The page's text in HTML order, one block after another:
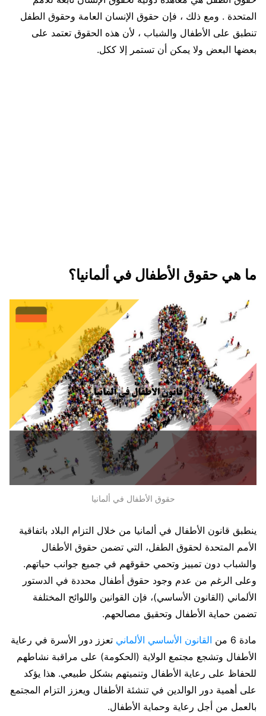
المتحدة . ومع ذلك ، فإن حقوق الإنسان العامة وحقوق الطفل
تنطبق على الأطفال والشباب ، لأن هذه الحقوق تعتمد على
بعضها البعض ولا يمكن أن تستمر إلا ككل.
ما هي حقوق الأطفال في ألمانيا؟
حقوق الأطفال في ألمانيا
ينطبق قانون الأطفال في ألمانيا من خلال التزام البلاد باتفاقية
الأمم المتحدة لحقوق الطفل، التي تضمن حقوق الأطفال
والشباب دون تمييز وتحمي حقوقهم في جميع جوانب حياتهم.
وعلى الرغم من عدم وجود حقوق أطفال محددة في الدستور
الألماني (القانون الأساسي)، فإن القوانين واللوائح المختلفة
تضمن حماية الأطفال وتحقيق مصالحهم.
مادة 6 من القانون الأساسي الألماني تعزز دور الأسرة في رعاية
الأطفال وتشجع مجتمع الولاية (الحكومة) على مراقبة نشاطهم
للحفاظ على رعاية الأطفال وتنميتهم بشكل طبيعي. هذا يؤكد
على أهمية دور الوالدين في تنشئة الأطفال ويعزز التزام المجتمع
بالعمل من أجل رعاية وحماية الأطفال.